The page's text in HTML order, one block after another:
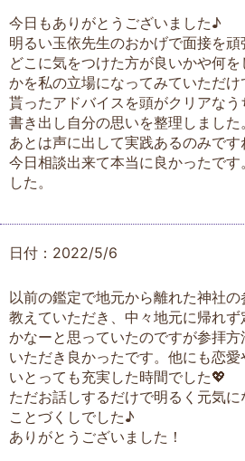
今日もありがとうございました♪
明るい玉依先生のおかげで面接を頑
どこに気をつけた方が良いかや何
かを私の立場になってみていただけ
貰ったアドバイスを頭がクリアな
書き出し自分の思いを整理しました。
あとは声に出して実践あるのみです
今日相談出来て本当に良かったです
した。
日付：2022/5/6
以前の鑑定で地元から離れた神社
教えていただき、中々地元に帰れ
かなーと思っていたのですが参拝
いただき良かったです。他にも恋
いとっても充実した時間でした💖
ただお話しするだけで明るく元気
ことづくしでした♪
ありがとうございました！